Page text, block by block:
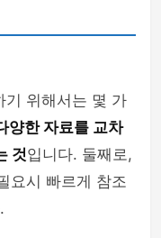
기 위해서는 몇 가
양한 자료를 교차
것입니다. 둘째로,
요시 빠르게 참조